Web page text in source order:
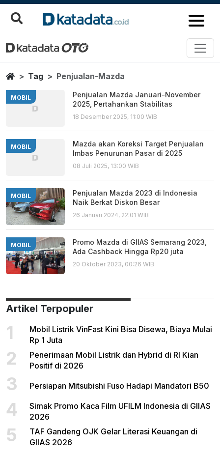
Penjualan Mazda
Berita Terbaru
HomeTag Penjualan-Mazda
MOBIL
Penjualan Mazda Januari-November
2025, Pertahankan Stabilitas
18 Desember 2025, 11:00 WIB
MOBIL
Mazda akan Koreksi Target Penjualan
Imbas Penurunan Pasar di 2025
08 Juli 2025, 13:00 WIB
MOBIL
Penjualan Mazda 2023 di Indonesia
Naik Berkat Diskon Besar
26 Januari 2024, 22:01 WIB
MOBIL
Promo Mazda di GIIAS Semarang 2023,
Ada Cashback Hingga Rp20 juta
20 Oktober 2023, 00:26 WIB
Artikel Terpopuler
1
Mobil Listrik VinFast Kini Bisa Disewa, Biaya Mulai
Rp 1 Juta
2
Penerimaan Mobil Listrik dan Hybrid di RI Kian
Positif di 2026
3 Persiapan Mitsubishi Fuso Hadapi Mandatori B50
4
Simak Promo Kaca Film UFILM Indonesia di GIIAS
2026
5
TAF Gandeng OJK Gelar Literasi Keuangan di
GIIAS 2026